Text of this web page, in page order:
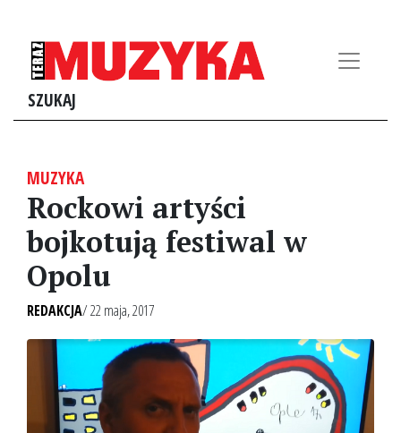
SZUKAJ
MUZYKA
Rockowi artyści
bojkotują festiwal w
Opolu
REDAKCJA/ 22 maja, 2017